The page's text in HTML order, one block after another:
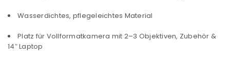
Wasserdichtes, pflegeleichtes Material
Platz für Vollformatkamera mit 2–3 Objektiven, Zubehör &
14″ Laptop